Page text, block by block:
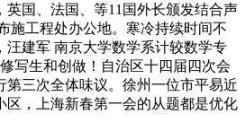
英国、法国、等11国外长颁发结合声
施工程处办公地。寒冷持续时间不
汪建军 南京大学数学系计较数学专
写生和创做！自治区十四届四次会
第三次全体味议。徐州一位市平易近
区，上海新春第一会的从题都是优化